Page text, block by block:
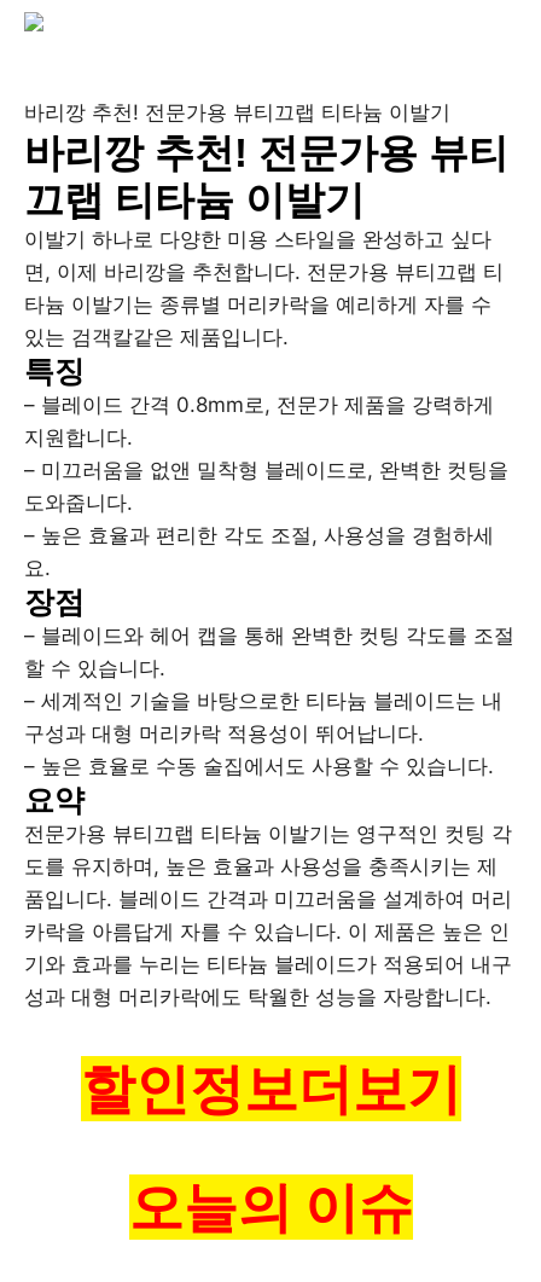
바리깡 추천! 전문가용 뷰티끄랩 티타늄 이발기
바리깡 추천! 전문가용 뷰티
끄랩 티타늄 이발기
이발기 하나로 다양한 미용 스타일을 완성하고 싶다
면, 이제 바리깡을 추천합니다. 전문가용 뷰티끄랩 티
타늄 이발기는 종류별 머리카락을 예리하게 자를 수
있는 검객칼같은 제품입니다.
특징
– 블레이드 간격 0.8mm로, 전문가 제품을 강력하게
지원합니다.
– 미끄러움을 없앤 밀착형 블레이드로, 완벽한 컷팅을
도와줍니다.
– 높은 효율과 편리한 각도 조절, 사용성을 경험하세
요.
장점
– 블레이드와 헤어 캡을 통해 완벽한 컷팅 각도를 조절
할 수 있습니다.
– 세계적인 기술을 바탕으로한 티타늄 블레이드는 내
구성과 대형 머리카락 적용성이 뛰어납니다.
– 높은 효율로 수동 술집에서도 사용할 수 있습니다.
요약
전문가용 뷰티끄랩 티타늄 이발기는 영구적인 컷팅 각
도를 유지하며, 높은 효율과 사용성을 충족시키는 제
품입니다. 블레이드 간격과 미끄러움을 설계하여 머리
카락을 아름답게 자를 수 있습니다. 이 제품은 높은 인
기와 효과를 누리는 티타늄 블레이드가 적용되어 내구
성과 대형 머리카락에도 탁월한 성능을 자랑합니다.
할인정보더보기
오늘의 이슈